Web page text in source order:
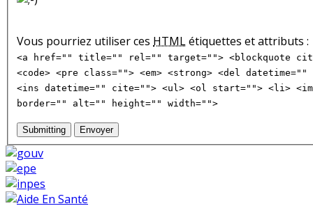
Vous pourriez utiliser ces HTMLétiquettes et attributs :
<a href="" title="" rel="" target=""> <blockquote
<code> <pre class=""> <em> <strong> <del
<ins datetime="" cite=""> <ul> <ol start=""> <li>
border="" alt="" height="" width="">
Submitting Envoyer